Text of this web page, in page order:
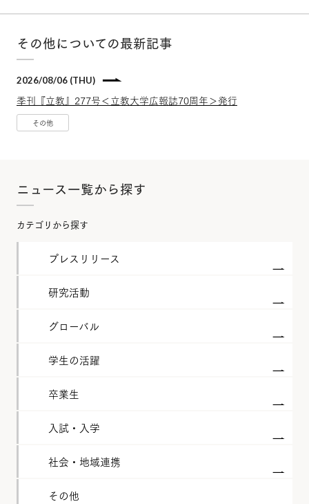
その他についての最新記事
2026/08/06 (THU)
季刊『立教』277号＜立教大学広報誌70周年＞発行
その他
ニュース一覧から探す
カテゴリから探す
プレスリリース
研究活動
グローバル
学生の活躍
卒業生
入試・入学
社会・地域連携
その他